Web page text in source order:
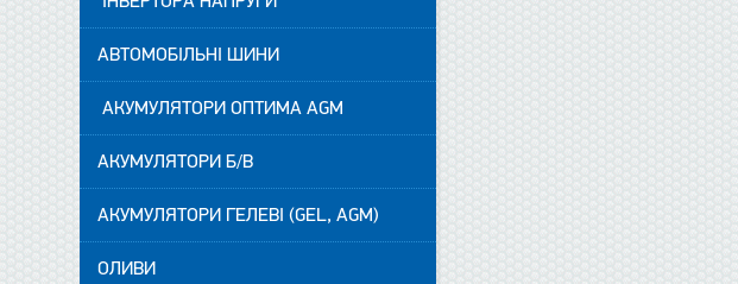
АВТОМОБІЛЬНІ ШИНИ
АКУМУЛЯТОРИ ОПТИМА AGM
АКУМУЛЯТОРИ Б/В
АКУМУЛЯТОРИ ГЕЛЕВІ (GEL, AGM)
ОЛИВИ